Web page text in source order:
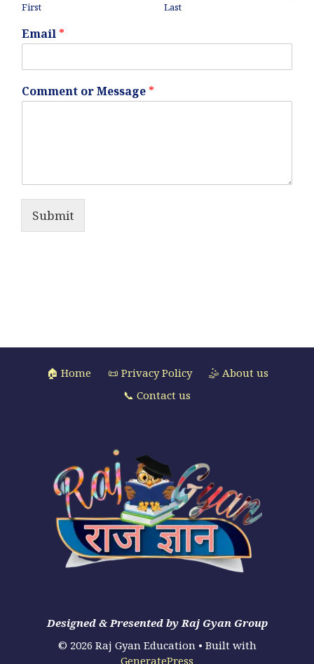
First Last
Email *
Comment or Message *
Submit
🏠 Home 📜 Privacy Policy
🤹 About us
📞 Contact us
Designed & Presented by Raj Gyan Group
© 2026 Raj Gyan Education• Built with
GeneratePress